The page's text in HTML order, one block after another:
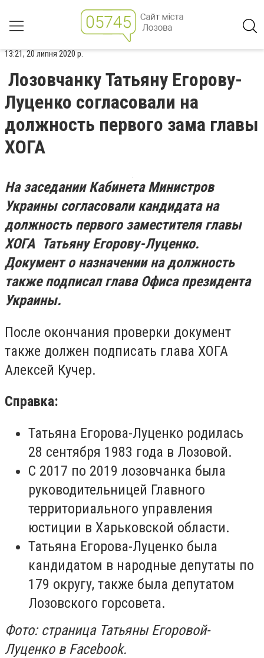
13:21, 20 липня 2020 р.
Лозовчанку Татьяну Егорову-
Луценко согласовали на
должность первого зама главы
ХОГА
На заседании Кабинета Министров
Украины согласовали кандидата на
должность первого заместителя главы
ХОГА Татьяну Егорову-Луценко.
Документ о назначении на должность
также подписал глава Офиса президента
Украины.
После окончания проверки документ
также должен подписать глава ХОГА
Алексей Кучер.
Справка:
Татьяна Егорова-Луценко родилась
28 сентября 1983 года в Лозовой.
С 2017 по 2019 лозовчанка была
руководительницей Главного
территориального управления
юстиции в Харьковской области.
Татьяна Егорова-Луценко была
кандидатом в народные депутаты по
179 округу, также была депутатом
Лозовского горсовета.
Фото: страница Татьяны Егоровой-
Луценко в Facebook.